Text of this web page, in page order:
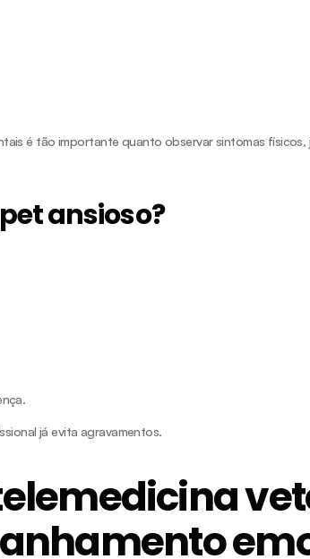
é tão importante quanto observar sintomas
ansioso?
já evita agravamentos.